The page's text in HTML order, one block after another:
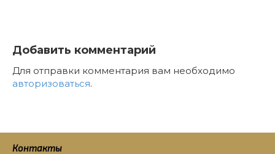
Добавить комментарий
Для отправки комментария вам необходимо
авторизоваться.
Контакты